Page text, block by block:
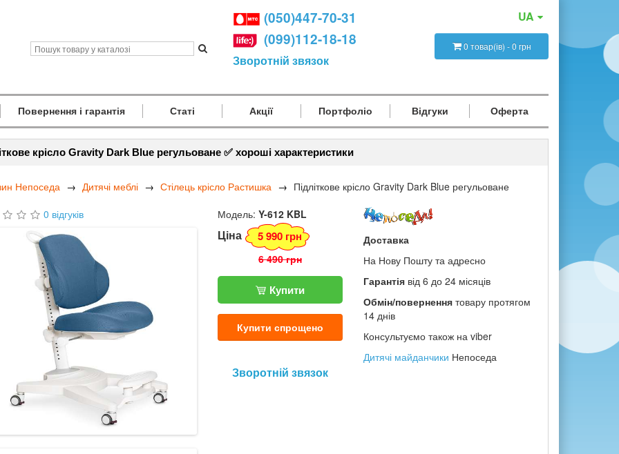
(050)447-70-31
(099)112-18-18
Зворотній звязок
UA
0 товар(ів) - 0 грн
Повернення і гарантія Статі Акції Портфоліо Відгуки Оферта
крісло Gravity Dark Blue регульоване ✅ хороші характеристики
Непоседа Дитячі меблі Стілець крісло Растишка
Підліткове крісло Gravity Dark Blue регульоване
0 відгуків
Модель: Y-612 KBL
Ціна 5 990 грн
6 490 грн
Купити
Купити спрощено
Зворотній звязок
Доставка
На Нову Пошту та адресно
Гарантія від 6 до 24 місяців
Обмін/повернення товару протягом
14 днів
Консультуємо також на viber
Дитячі майданчики Непоседа